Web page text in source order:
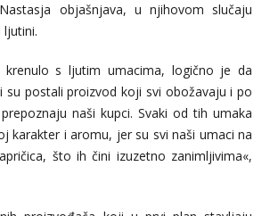
objašnjava, u njihovom slučaju
krenulo s ljutim umacima, logično je da
su postali proizvod koji svi obožavaju i po
naši kupci. Svaki od tih umaka
karakter i aromu, jer su svi naši umaci na
što ih čini izuzetno zanimljivima«,